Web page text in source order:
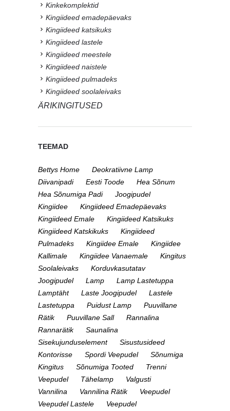
Kinkekomplektid
Kingiideed emadepäevaks
Kingiideed katsikuks
Kingiideed lastele
Kingiideed meestele
Kingiideed naistele
Kingiideed pulmadeks
Kingiideed soolaleivaks
ÄRIKINGITUSED
TEEMAD
Bettys Home
Deokratiivne Lamp
Diivanipadi
Eesti Toode
Hea Sõnum
Hea Sõnumiga Padi
Joogipudel
Kingiidee
Kingiideed Emadepäevaks
Kingiideed Emale
Kingiideed Katsikuks
Kingiideed Katskikuks
Kingiideed
Pulmadeks
Kingiidee Emale
Kingiidee
Kallimale
Kingiidee Vanaemale
Kingitus
Soolaleivaks
Korduvkasutatav
Joogipudel
Lamp
Lamp Lastetuppa
Lamptäht
Laste Joogipudel
Lastele
Lastetuppa
Puidust Lamp
Puuvillane
Rätik
Puuvillane Sall
Rannalina
Rannarätik
Saunalina
Sisekujunduselement
Sisustusideed
Kontorisse
Spordi Veepudel
Sõnumiga
Kingitus
Sõnumiga Tooted
Trenni
Veepudel
Tähelamp
Valgusti
Vannilina
Vannilina Rätik
Veepudel
Veepudel Lastele
Veepudel